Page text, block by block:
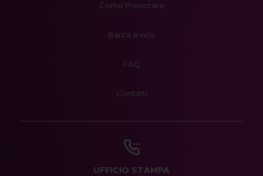
Come Prenotare
Barca a vela
FAQ
Contatti
UFFICIO STAMPA